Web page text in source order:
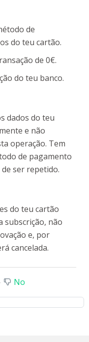
de
do teu cartão.
de 0€.
do teu banco.
dados do teu
e não
operação. Tem
de pagamento
ser repetido.
do teu cartão
subscrição, não
e, por
cancelada.
No